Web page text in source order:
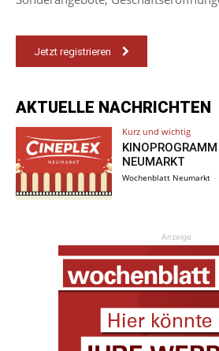
Jetzt registrieren
AKTUELLE NACHRICHTEN
Kurz und wichtig
NEUMARKT
Wochenblatt Neumarkt -
Anzeige